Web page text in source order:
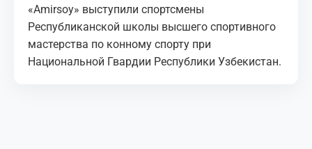
«Amirsoy» выступили спортсмены
Республиканской школы высшего спортивного
мастерства по конному спорту при
Национальной Гвардии Республики Узбекистан.